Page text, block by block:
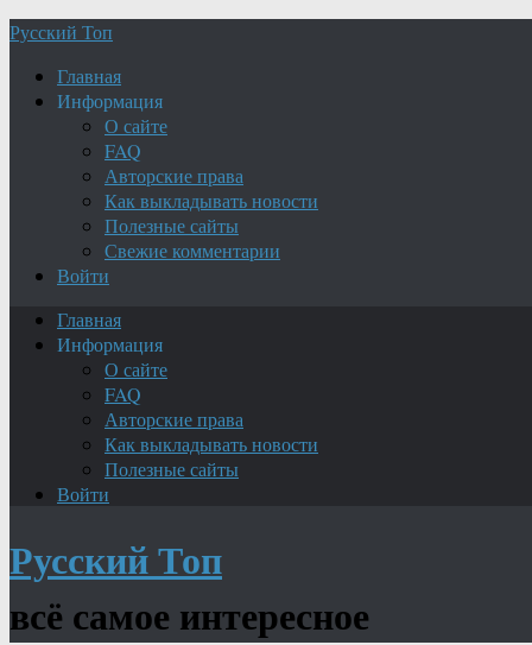
Русский Топ
Главная
Информация
О сайте
FAQ
Авторские права
Как выкладывать новости
Полезные сайты
Свежие комментарии
Войти
Главная
Информация
О сайте
FAQ
Авторские права
Как выкладывать новости
Полезные сайты
Войти
Русский Топ
всё самое интересное